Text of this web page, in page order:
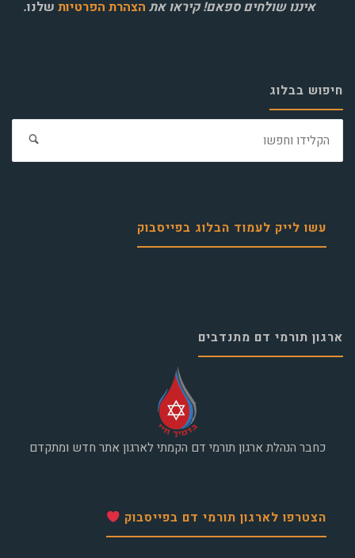
איננו שולחים ספאם! קיראו את הצהרת הפרטיות שלנו.
חיפוש בבלוג
עשו לייק לעמוד הבלוג בפייסבוק
ארגון תורמי דם מתנדבים
כחבר הנהלת ארגון תורמי דם הקמתי לארגון אתר חדש ומתקדם
הצטרפו לארגון תורמי דם בפייסבוק